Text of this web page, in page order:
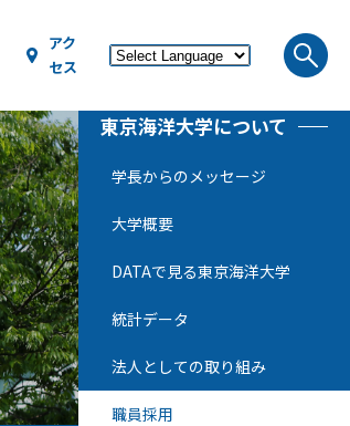
アク
セス
東京海洋大学について
学長からのメッセージ
大学概要
DATAで見る東京海洋大学
統計データ
法人としての取り組み
職員採用